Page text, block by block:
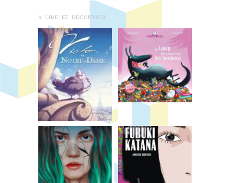
A LIRE ET DÉCOUVRIR